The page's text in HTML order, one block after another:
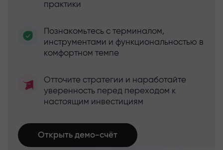
практики
Познакомьтесь с терминалом,
инструментами и функциональностью в
комфортном темпе
Отточите стратегии и наработайте
уверенность перед переходом к
настоящим инвестициям
Открыть демо-счёт